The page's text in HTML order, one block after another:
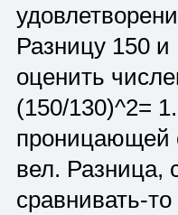
Разницу 150
оценить
(150/130)^2=
проницающей
вел. Разница,
сравнивать-